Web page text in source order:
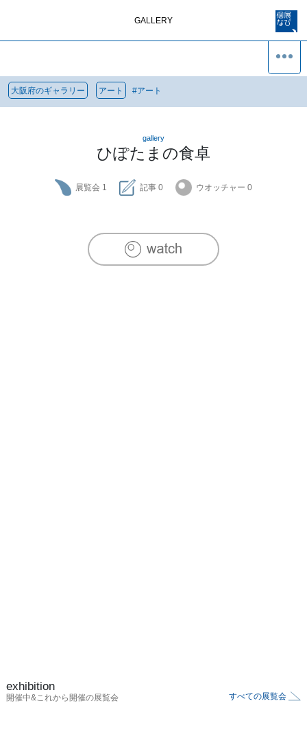
GALLERY
大阪府のギャラリー アート #アート
gallery
ひぽたまの食卓
展覧会 1 記事 0 ウオッチャー 0
exhibition
開催中&これから開催の展覧会 すべての展覧会